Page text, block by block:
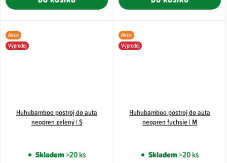
Akce
Výprodej
Huhubamboo postroj do auta
neopren zelený | S
Skladem>20 ks
Akce
Výprodej
Huhubamboo postroj do auta
neopren fuchsie | M
Skladem>20 ks